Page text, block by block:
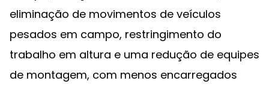
eliminação de movimentos de veículos
pesados em campo, restringimento do
trabalho em altura e uma redução de equipes
de montagem, com menos encarregados